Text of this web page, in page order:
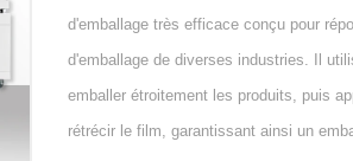
d'emballage très efficace conçu pour
d'emballage de diverses industries. Il
emballer étroitement les produits, puis
rétrécir le film, garantissant ainsi un